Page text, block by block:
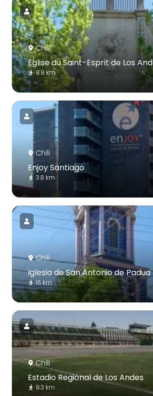
Chili
Église du Saint-Esprit de Los
9.8 km
Chili
Enjoy Santiago
3.8 km
Chili
Iglesia de San Antonio de Padua
16 km
Chili
Estadio Regional de Los Andes
9.3 km